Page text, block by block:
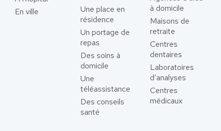
En ville
Une place en
résidence
Un portage de
repas
Des soins à
domicile
Une
téléassistance
Des conseils
santé
à domicile
Maisons de
retraite
Centres
dentaires
Laboratoires
d’analyses
Centres
médicaux